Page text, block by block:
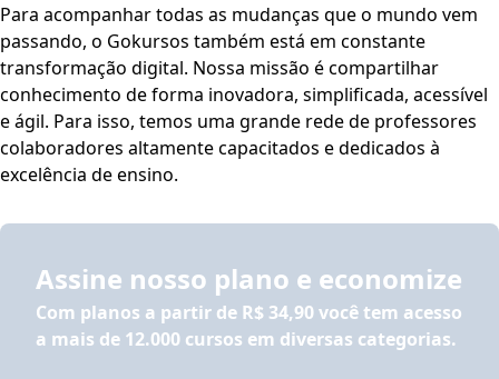
Para acompanhar todas as mudanças que o mundo vem
passando, o Gokursos também está em constante
transformação digital. Nossa missão é compartilhar
conhecimento de forma inovadora, simplificada, acessível
e ágil. Para isso, temos uma grande rede de professores
colaboradores altamente capacitados e dedicados à
excelência de ensino.
Assine nosso plano e economize
Com planos a partir de R$ 34,90você tem acesso
a mais de 12.000 cursos em diversas categorias.